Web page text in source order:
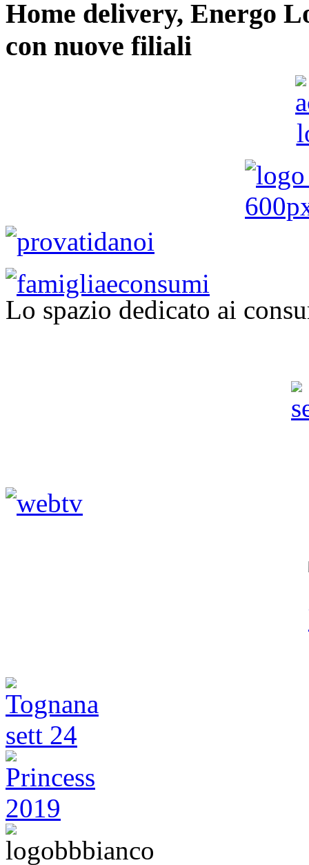
Home delivery, Energo
con nuove filiali
Lo spazio dedicato ai